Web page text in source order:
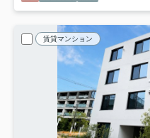
賃貸マンション